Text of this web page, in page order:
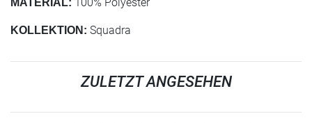
MATERIAL:
KOLLEKTION: Squadra
ZULETZT ANGESEHEN